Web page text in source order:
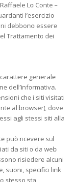
Lo Conte –
l’esercizio
debbono essere
Trattamento dei
generale
dell’informativa.
che i siti visitati
al browser), dove
agli stessi siti alla
può ricevere sul
da siti o da web
risiedere alcuni
suoni, specifici link
stesso sta